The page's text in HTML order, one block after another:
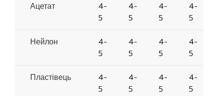
Ацетат
4-
5
4-
5
4-
5
4-
5
Нейлон
4-
5
4-
5
4-
5
4-
5
Пластівець
4-
5
4-
5
4-
5
4-
5